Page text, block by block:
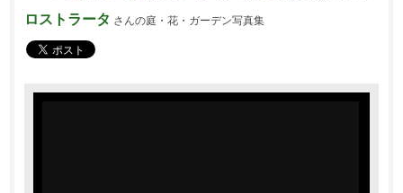
ロストラータ さんの庭・花・ガーデン写真集